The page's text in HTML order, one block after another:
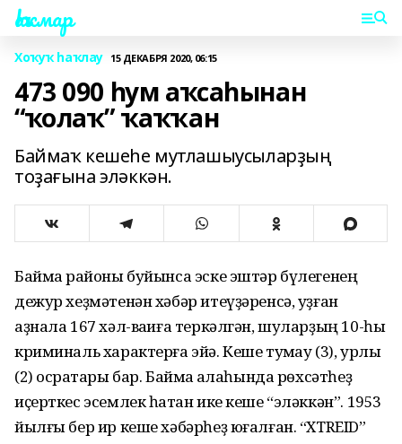
Һаҡмар
Хоҡуҡ һаҡлау 15 ДЕКАБРЯ 2020, 06:15
473 090 һум аҡсаһынан
“ҡолаҡ” ҡаҡҡан
Баймаҡ кешеһе мутлашыусыларҙың
тоҙағына эләккән.
Баймаҡ районы буйынса эске эштәр бүлегенең
дежур хеҙмәтенән хәбәр итеүҙәренсә, уҙған
аҙнала 167 хәл-ваҡиға теркәлгән, шуларҙың 10-һы
криминаль характерға эйә. Кеше туҡмау (3), урлыҡ
(2) осраҡтары бар. Баймаҡ ҡалаһында рөхсәтһеҙ
иҫерткес эсемлек һатҡан ике кеше “эләккән”. 1953
йылғы бер ир кеше хәбәрһеҙ юғалған. “ХTREID”